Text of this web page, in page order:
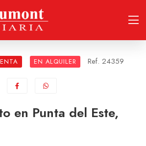
EN ALQUILER Ref. 24359
en Punta del Este,